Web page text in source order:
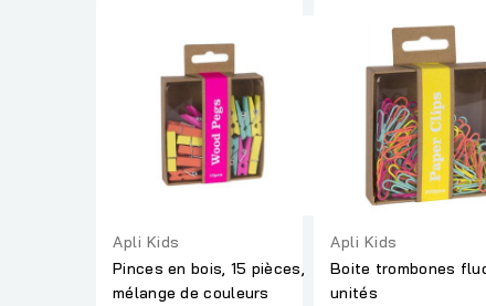
Apli Kids
Pinces en bois, 15 pièces,
mélange de couleurs
Apli Kids
Boite trombones
unités